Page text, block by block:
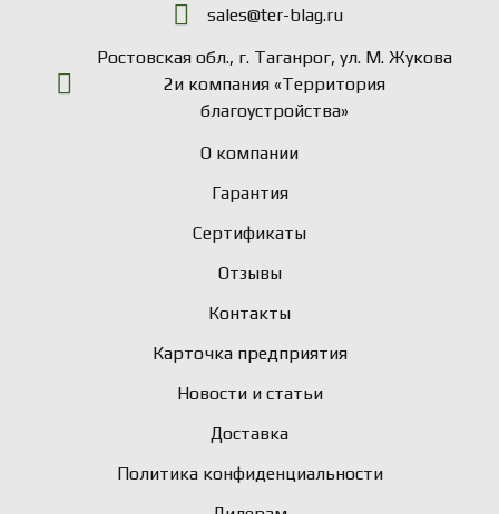
sales@ter-blag.ru
Ростовская обл., г. Таганрог, ул. М. Жукова
2и компания «Территория
благоустройства»
О компании
Гарантия
Сертификаты
Отзывы
Контакты
Карточка предприятия
Новости и статьи
Доставка
Политика конфиденциальности